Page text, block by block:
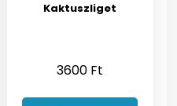
Kaktuszliget
3600 Ft